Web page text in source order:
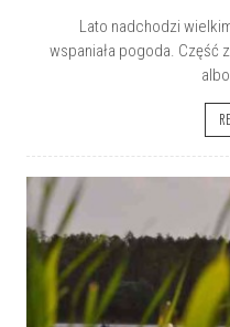
Lato nadchodzi
wspaniała pogoda. Część